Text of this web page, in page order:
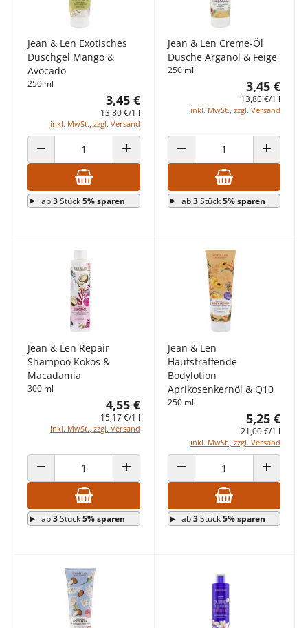
Jean & Len Exotisches
Duschgel Mango &
Avocado
250 ml
3,45 €
13,80 €/1 l
inkl. MwSt., zzgl. Versand
ANZAHL VERRINGERN ANZAHL ERHÖHEN
ab3Stück5% sparen
Jean & Len Creme-Öl
Dusche Arganöl & Feige
250 ml
3,45 €
13,80 €/1 l
inkl. MwSt., zzgl. Versand
ANZAHL VERRINGERN ANZAHL
ab3Stück5% sparen
Jean & Len Repair
Shampoo Kokos &
Macadamia
300 ml
4,55 €
15,17 €/1 l
inkl. MwSt., zzgl. Versand
ANZAHL VERRINGERN ANZAHL ERHÖHEN
ab3Stück5% sparen
Jean & Len
Hautstraffende
Bodylotion
Aprikosenkernöl & Q10
250 ml
5,25 €
21,00 €/1 l
inkl. MwSt., zzgl. Versand
ANZAHL VERRINGERN ANZAHL
ab3Stück5% sparen